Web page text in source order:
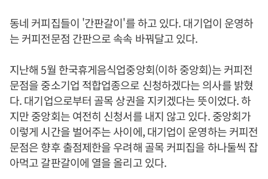
동네 커피집들이 '간판갈이'를 하고 있다. 대기업이 운영하
는 커피전문점 간판으로 속속 바꿔달고 있다.
지난해 5월 한국휴게음식업중앙회(이하 중앙회)는 커피전
문점을 중소기업 적합업종으로 신청하겠다는 의사를 밝혔
다. 대기업으로부터 골목 상권을 지키겠다는 뜻이었다. 하
지만 중앙회는 여전히 신청서를 내지 않고 있다. 중앙회가
이렇게 시간을 벌어주는 사이에, 대기업이 운영하는 커피전
문점은 향후 출점제한을 우려해 골목 커피집을 하나둘씩 잡
아먹고 갈판갈이에 열을 올리고 있다.